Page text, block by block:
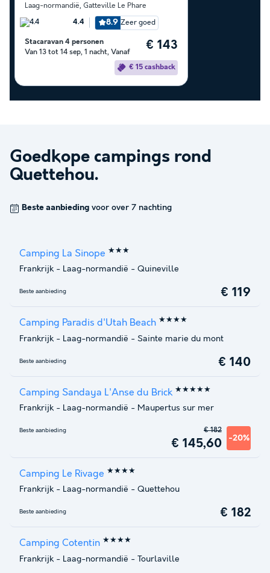
Laag-normandië, Gatteville Le Phare
4.4 8.9 Zeer goed
Stacaravan 4 personen
Van 13 tot 14 sep, 1 nacht, Vanaf
€ 143
€ 15 cashback
Goedkope campings rond
Quettehou.
Beste aanbieding voor over 7 nachting
Camping La Sinope ★★★
Frankrijk - Laag-normandië - Quineville
Beste aanbieding € 119
Camping Paradis d'Utah Beach ★★★★
Frankrijk - Laag-normandië - Sainte marie du mont
Beste aanbieding € 140
Camping Sandaya L'Anse du Brick ★★★★★
Frankrijk - Laag-normandië - Maupertus sur mer
Beste aanbieding
€ 145,60 -20%
€ 182
Camping Le Rivage ★★★★
Frankrijk - Laag-normandië - Quettehou
Beste aanbieding € 182
Camping Cotentin ★★★★
Frankrijk - Laag-normandië - Tourlaville